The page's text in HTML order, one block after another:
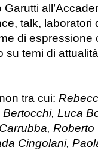
talk, laboratori
di
su temi di
tra cui:
Luca
Cingolani,